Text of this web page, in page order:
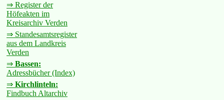
⇒ Register der
Höfeakten im
Kreisarchiv Verden
⇒ Standesamtsregister
aus dem Landkreis
Verden
⇒ Bassen:
Adressbücher (Index)
⇒ Kirchlinteln:
Findbuch Altarchiv